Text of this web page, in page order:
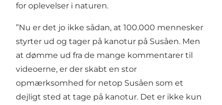
for oplevelser i naturen.
”Nu er det jo ikke sådan, at 100.000 mennesker
styrter ud og tager på kanotur på Susåen. Men
at dømme ud fra de mange kommentarer til
videoerne, er der skabt en stor
opmærksomhed for netop Susåen som et
dejligt sted at tage på kanotur. Det er ikke kun